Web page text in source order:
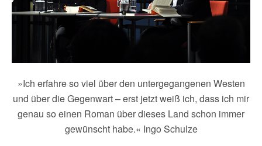
»Ich erfahre so viel über den untergegangenen Westen
und über die Gegenwart – erst jetzt weiß ich, dass ich mir
genau so einen Roman über dieses Land schon immer
gewünscht habe.« Ingo Schulze